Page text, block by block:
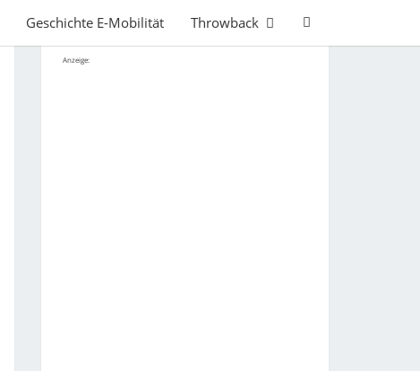
Geschichte E-Mobilität Throwback
Search
Anzeige: